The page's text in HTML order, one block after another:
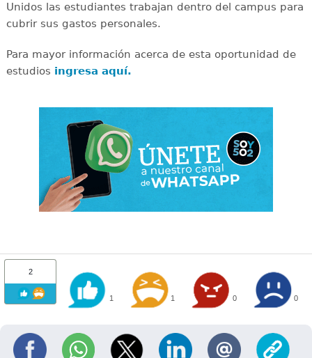
Unidos las estudiantes trabajan dentro del campus para
cubrir sus gastos personales.
Para mayor información acerca de esta oportunidad de
estudios ingresa aquí.
2
1 1 0 0